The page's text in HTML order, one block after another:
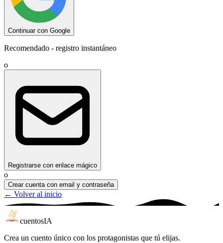
Continuar con Google
Recomendado - registro instantáneo
o
Registrarse con enlace mágico
o
Crear cuenta con email y contraseña
← Volver al inicio
cuentosIA
Crea un cuento único con los protagonistas que tú elijas.